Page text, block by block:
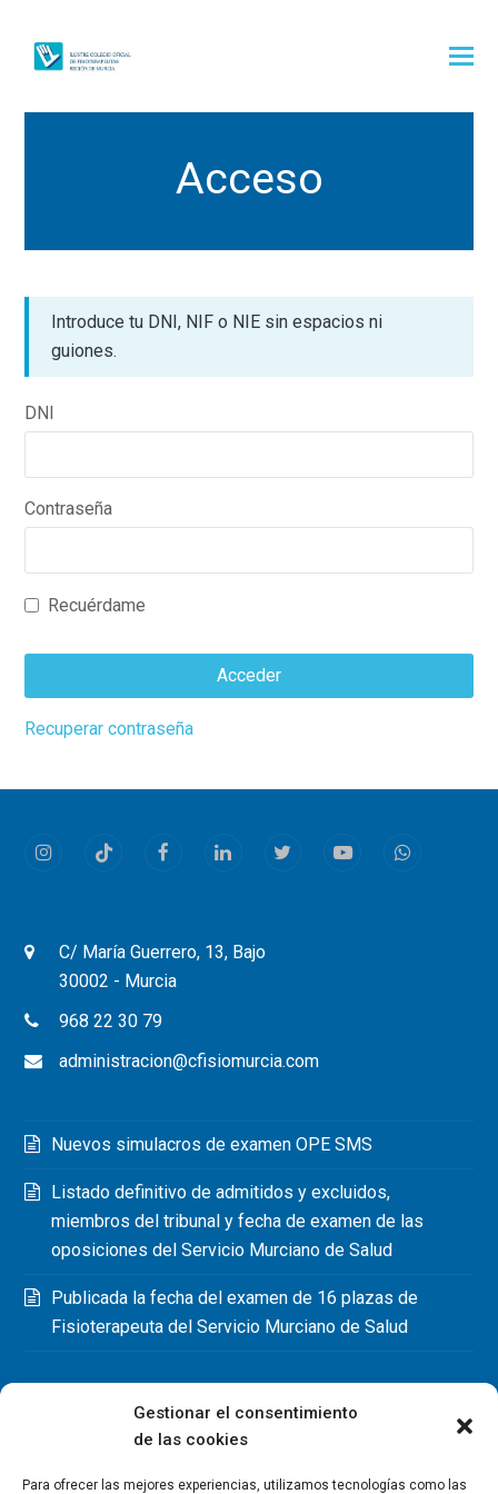
Gestionar el consentimiento
de las cookies
Para ofrecer las mejores experiencias, utilizamos tecnologías como las
Acceso
Introduce tu DNI, NIF o NIE sin espacios ni
guiones.
DNI
Contraseña
Recuérdame
Acceder
This
should
left
Recuperar contraseña
InstagramTiktok FacebookLinkedInTwitterYoutubeWhatsapp
C/ María Guerrero, 13, Bajo
30002 - Murcia
968 22 30 79
administracion@cfisiomurcia.com
Nuevos simulacros de examen OPE SMS
Listado definitivo de admitidos y excluidos,
miembros del tribunal y fecha de examen de las
oposiciones del Servicio Murciano de Salud
Publicada la fecha del examen de 16 plazas de
Fisioterapeuta del Servicio Murciano de Salud